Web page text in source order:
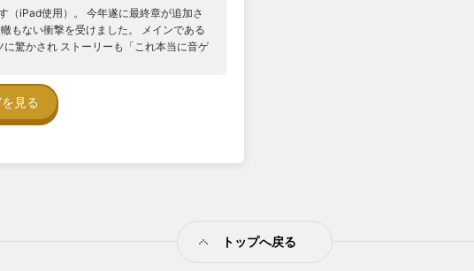
（iPad使用）。 今年遂に最終章が追加さ
もない衝撃を受けました。 メインである
驚かされ ストーリーも「これ本当に音ゲ
氏も苦戦している事からもヤバさがよく
見る
トップへ戻る